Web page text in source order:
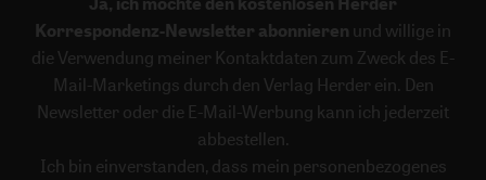
Korrespondenz-Newsletter abonnieren und willige in
die Verwendung meiner Kontaktdaten zum Zweck des E-
Mail-Marketings durch den Verlag Herder ein. Den
Newsletter oder die E-Mail-Werbung kann ich jederzeit
abbestellen.
Ich bin einverstanden, dass mein personenbezogenes